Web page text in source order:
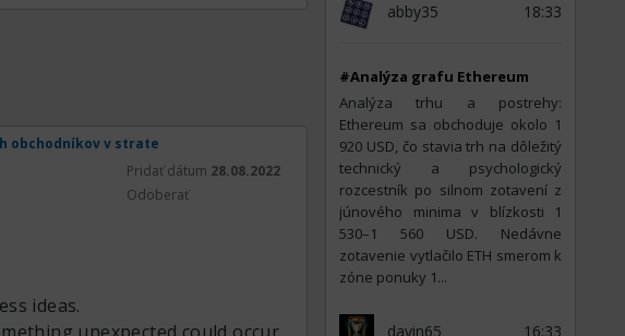
obchodníkov v strate
Pridať dátum 28.08.2022
Odoberať
ideas.
abby35 18:33
#Analýza grafu Ethereum
Analýza trhu a postrehy:
Ethereum sa obchoduje okolo 1
920 USD, čo stavia trh na dôležitý
technický a psychologický
rozcestník po silnom zotavení z
júnového minima v blízkosti 1
530–1 560 USD. Nedávne
zotavenie vytlačilo ETH smerom k
zóne ponuky 1...
davin65 16:33